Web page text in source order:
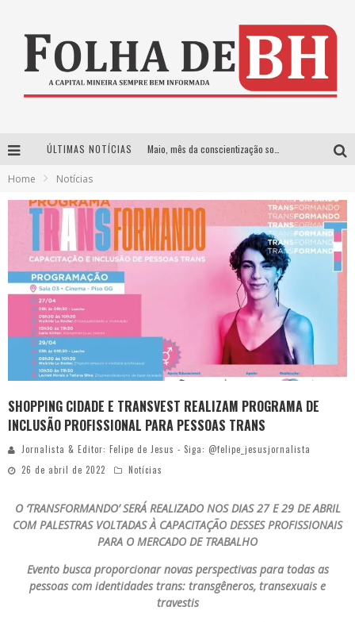
ÚLTIMAS NOTÍCIAS
Desafios e estratégias para conciliar maternidade e carreira
Qual a importância do Orçamento Empresarial Projetado?
Home Notícias
SHOPPING CIDADE E TRANSVEST REALIZAM PROGRAMA DE
INCLUSÃO PROFISSIONAL PARA PESSOAS TRANS
Jornalista & Editor: Felipe de Jesus - Siga: @felipe_jesusjornalista
26 de abril de 2022
Notícias
O ‘TRANSFORMANDO’ SERÁ REALIZADO NOS DIAS 27 E 29 DE ABRIL
COM PALESTRAS VOLTADAS À CAPACITAÇÃO DESSES PROFISSIONAIS
PARA O MERCADO DE TRABALHO
Evento busca proporcionar novas perspectivas para todas as
pessoas com identidades trans: transgêneros, transexuais e
travestis